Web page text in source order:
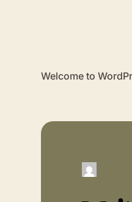
Welcome to